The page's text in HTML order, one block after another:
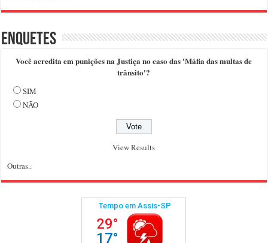
Enquetes
Você acredita em punições na Justiça no caso das 'Máfia das multas de
trânsito'?
SIM
NÃO
View Results
Outras..